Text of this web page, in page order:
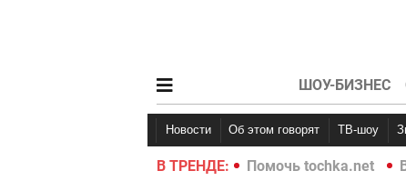
ШОУ-БИЗНЕС
Новости Об этом говорят ТВ-шоу
В ТРЕНДЕ:
Война в Украине 2022 Помочь tochka.net